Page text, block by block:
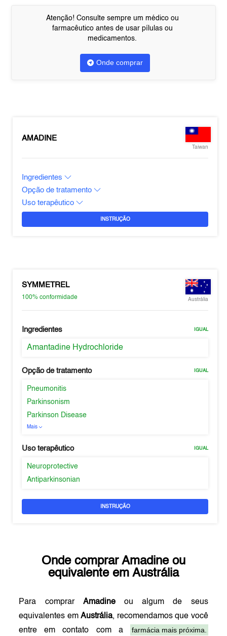
Atenção! Consulte sempre um médico ou
farmacêutico antes de usar pílulas ou
medicamentos.
Onde comprar
AMADINE
Taiwan
Ingredientes
Opção de tratamento
Uso terapêutico
INSTRUÇÃO
SYMMETREL
100%conformidade Austrália
Ingredientes IGUAL
Amantadine Hydrochloride
Opção de tratamento IGUAL
Pneumonitis
Parkinsonism
Parkinson Disease
Mais
Uso terapêutico IGUAL
Neuroprotective
Antiparkinsonian
INSTRUÇÃO
Onde comprar Amadineou
equivalente em Austrália
Para comprar Amadineou algum de seus
equivalentes emAustrália, recomendamos que você
entre em contato com a
farmácia mais próxima.